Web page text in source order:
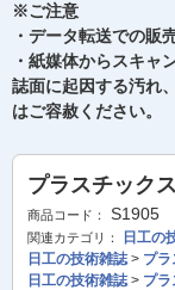
※ご注意
・データ転送での販
・紙媒体からスキャ
誌面に起因する汚れ
はご容赦ください。
プラスチック
商品コード： S1905
関連カテゴリ：
日工の
日工の技術雑誌> プラ
日工の技術雑誌> プラ